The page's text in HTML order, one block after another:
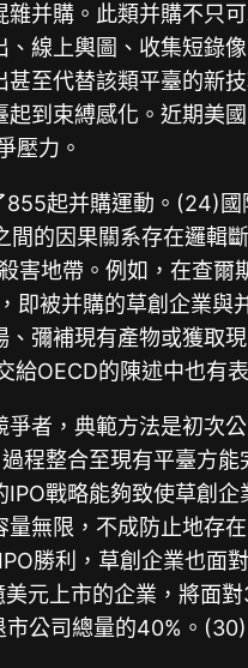
并購。此類并購不只
線上輿圖、收集短錄
至代替該類平臺的新
到束縛感化。近期美
壓力。
起并購運動。(24)
的因果關系存在邏輯
害地帶。例如，在查爾
即被并購的草創企業與
彌補現有產物或獲取
給OECD的陳述中也有
者，典範方法是初次
程整合至現有平臺方能
戰略能夠致使草創
無限，不成防止地存
勝利，草創企業也面
元上市的企業，將面
公司總量的40%。